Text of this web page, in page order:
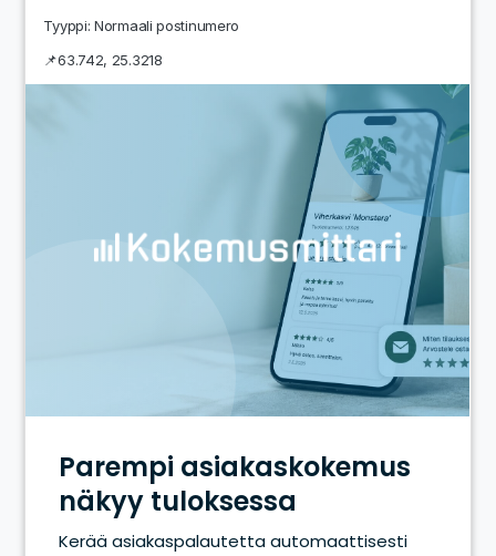
Tyyppi: Normaali postinumero
📌63.742, 25.3218